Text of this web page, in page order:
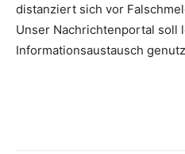
distanziert sich vor
Unser Nachrichtenportal soll
Informationsaustausch